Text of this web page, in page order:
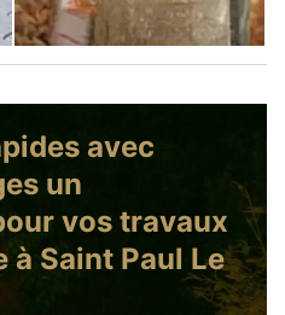
avec
un
vos travaux
à Saint Paul Le